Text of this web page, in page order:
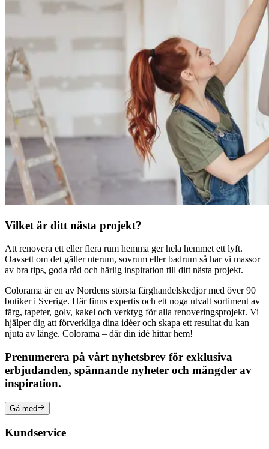
Vilket är ditt nästa projekt?
Att renovera ett eller flera rum hemma ger hela hemmet ett lyft.
Oavsett om det gäller uterum, sovrum eller badrum så har vi massor
av bra tips, goda råd och härlig inspiration till ditt nästa projekt.
Colorama är en av Nordens största färghandelskedjor med över 90
butiker i Sverige. Här finns expertis och ett noga utvalt sortiment av
färg, tapeter, golv, kakel och verktyg för alla renoveringsprojekt. Vi
hjälper dig att förverkliga dina idéer och skapa ett resultat du kan
njuta av länge. Colorama – där din idé hittar hem!
Prenumerera på vårt nyhetsbrev för exklusiva
erbjudanden, spännande nyheter och mängder av
inspiration.
Gå med
Kundservice